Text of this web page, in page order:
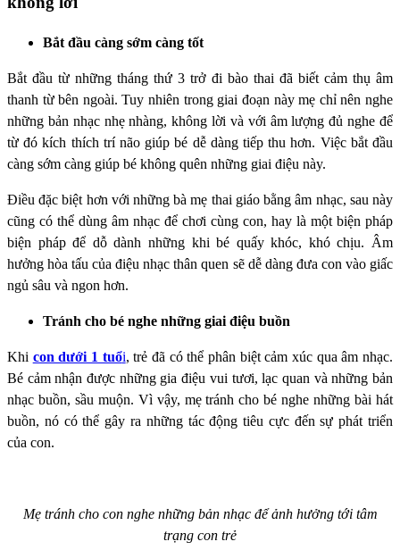
Bắt đầu càng sớm càng tốt
Bắt đầu từ những tháng thứ 3 trở đi bào thai đã biết cảm thụ âm
thanh từ bên ngoài. Tuy nhiên trong giai đoạn này mẹ chỉ nên nghe
những bản nhạc nhẹ nhàng, không lời và với âm lượng đủ nghe để
từ đó kích thích trí não giúp bé dễ dàng tiếp thu hơn. Việc bắt đầu
càng sớm càng giúp bé không quên những giai điệu này.
Điều đặc biệt hơn với những bà mẹ thai giáo bằng âm nhạc, sau này
cũng có thể dùng âm nhạc để chơi cùng con, hay là một biện pháp
biện pháp để dỗ dành những khi bé quấy khóc, khó chịu. Âm
hưởng hòa tấu của điệu nhạc thân quen sẽ dễ dàng đưa con vào giấc
ngủ sâu và ngon hơn.
Tránh cho bé nghe những giai điệu buồn
Khi con dưới 1 tuổi, trẻ đã có thể phân biệt cảm xúc qua âm nhạc.
Bé cảm nhận được những gia điệu vui tươi, lạc quan và những bản
nhạc buồn, sầu muộn. Vì vậy, mẹ tránh cho bé nghe những bài hát
buồn, nó có thể gây ra những tác động tiêu cực đến sự phát triển
của con.
Mẹ tránh cho con nghe những bản nhạc để ảnh hưởng tới tâm
trạng con trẻ